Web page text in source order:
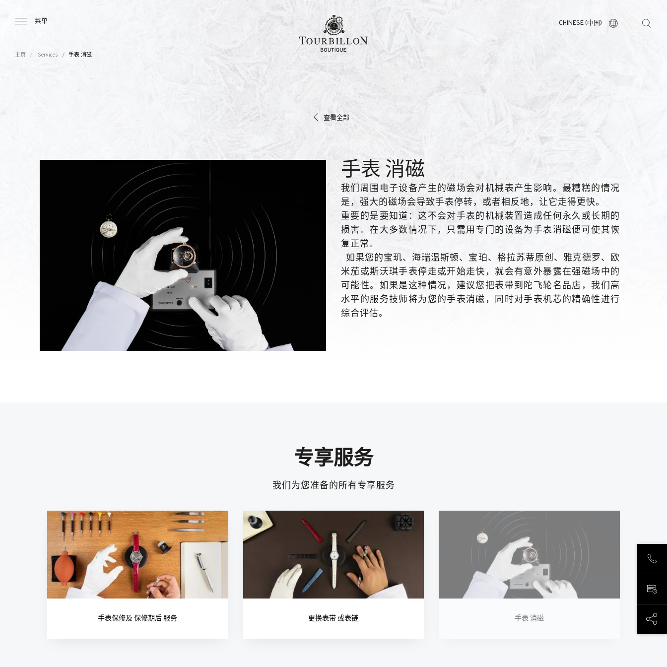
菜单 CHINESE (中国)
主页 Services 手表 消磁
查看全部
手表 消磁
我们周围电子设备产生的磁场会对机械表产生影响。最糟糕的情况
是，强大的磁场会导致手表停转，或者相反地，让它走得更快。
重要的是要知道：这不会对手表的机械装置造成任何永久或长期的
损害。在大多数情况下，只需用专门的设备为手表消磁便可使其恢
复正常。
如果您的宝玑、海瑞温斯顿、宝珀、格拉苏蒂原创、雅克德罗、欧
米茄或斯沃琪手表停走或开始走快，就会有意外暴露在强磁场中的
可能性。如果是这种情况，建议您把表带到陀飞轮名品店，我们高
水平的服务技师将为您的手表消磁，同时对手表机芯的精确性进行
综合评估。
专享服务
我们为您准备的所有专享服务
手表保修及 保修期后 服务 更换表带 或表链 手表 消磁
致电
预约
分享